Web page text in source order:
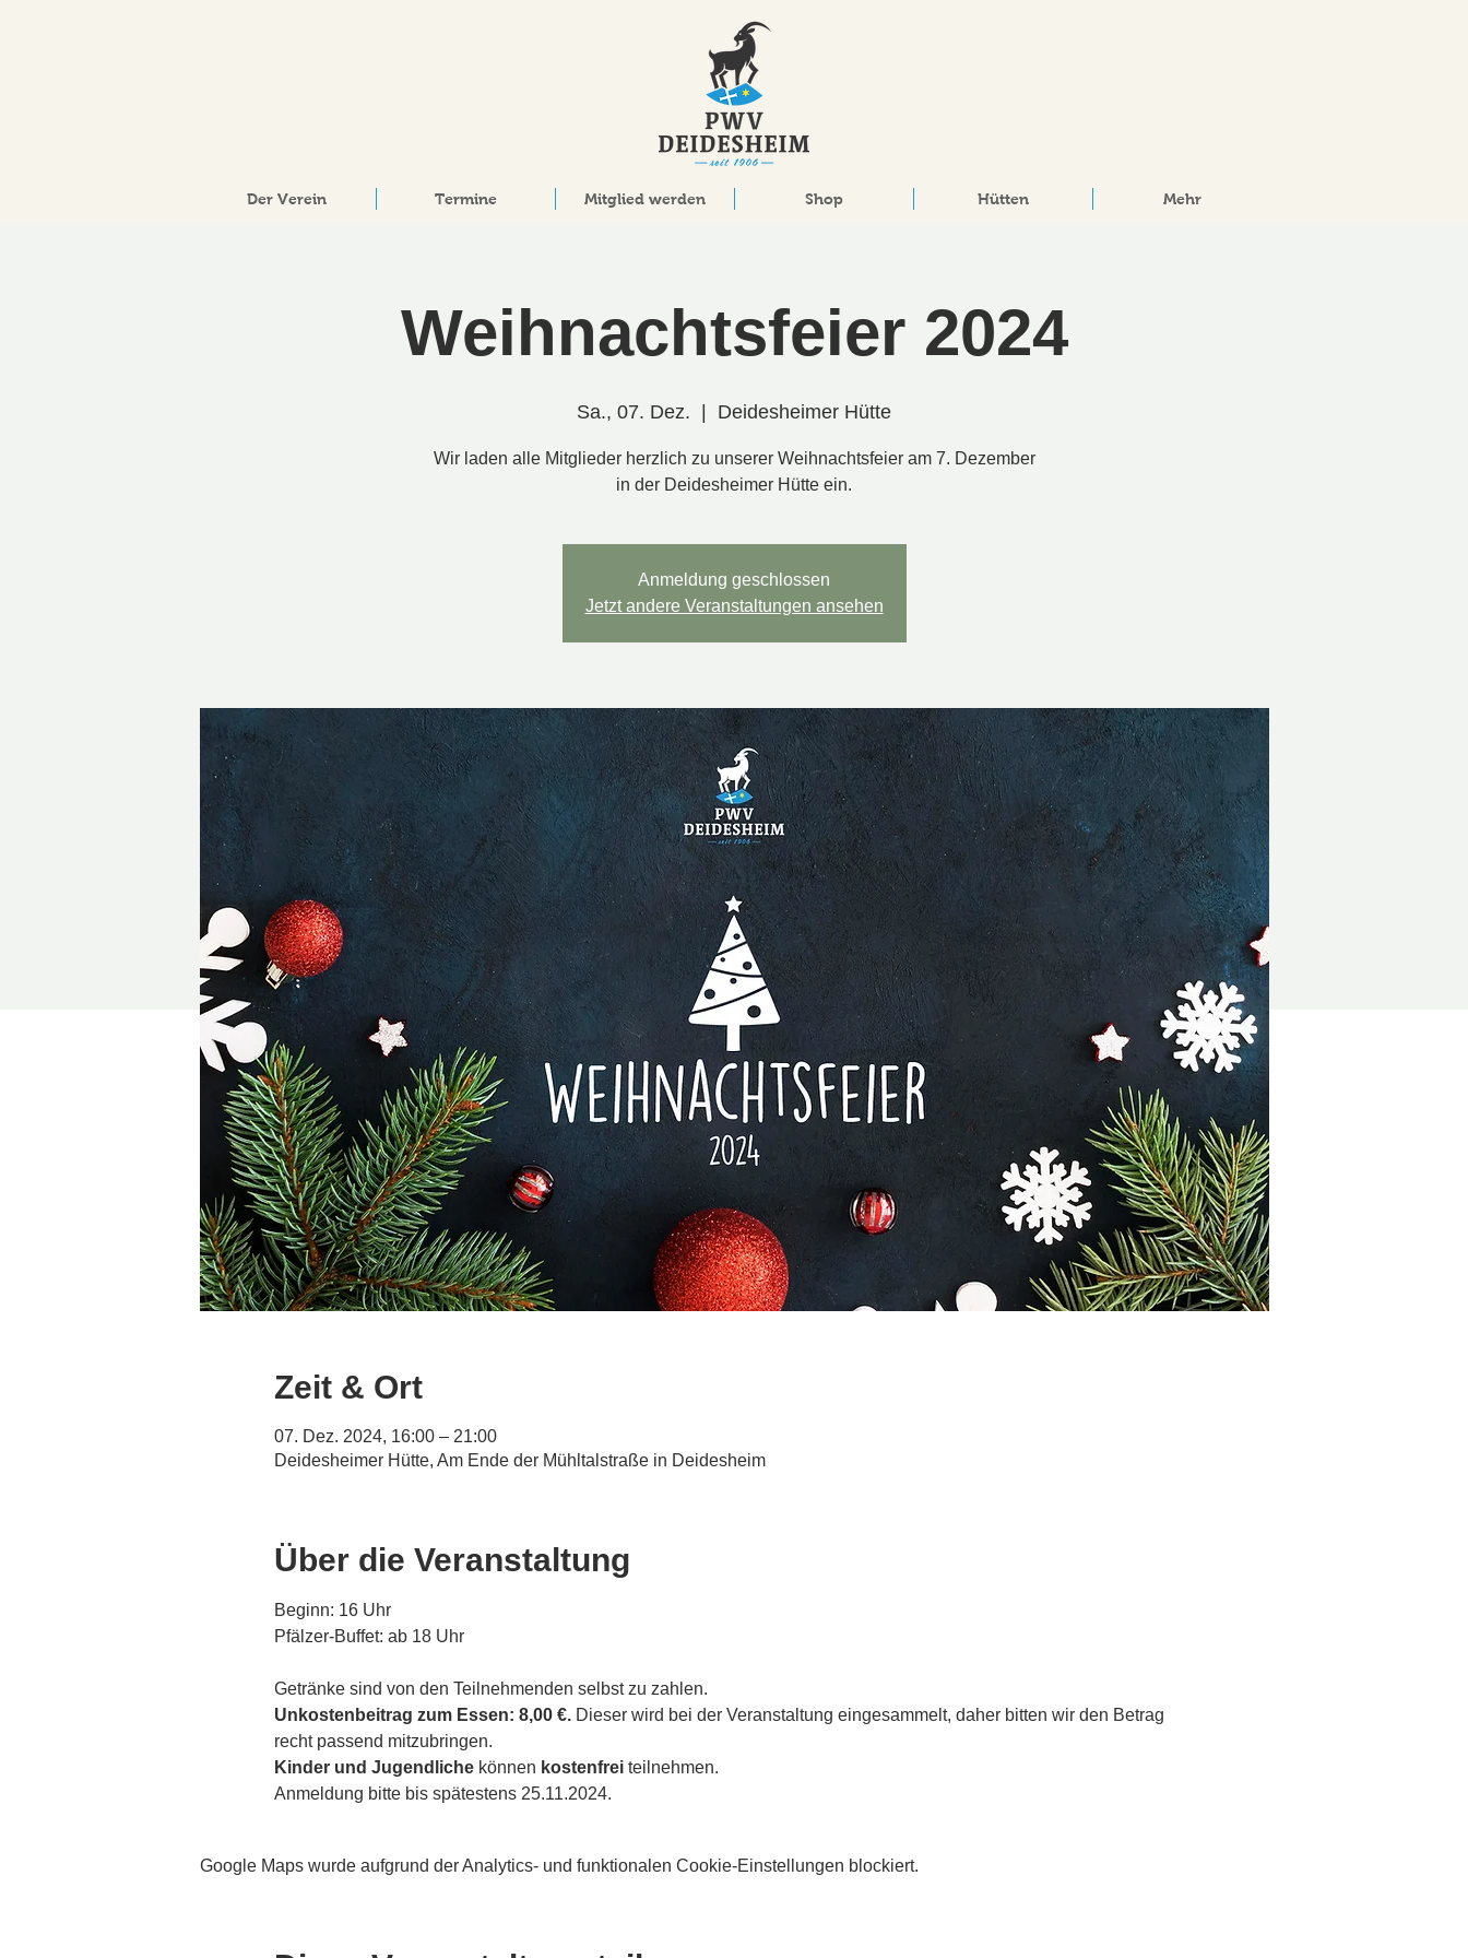
Der Verein Termine Mitglied werden Shop Hütten Mehr
Weihnachtsfeier 2024
Sa., 07. Dez. Deidesheimer Hütte
Wir laden alle Mitglieder herzlich zu unserer Weihnachtsfeier am 7. Dezember
in der Deidesheimer Hütte ein.
Anmeldung geschlossen
Jetzt andere Veranstaltungen ansehen
Zeit & Ort
07. Dez. 2024, 16:00 – 21:00
Deidesheimer Hütte, Am Ende der Mühltalstraße in Deidesheim
Über die Veranstaltung
Beginn: 16 Uhr
Pfälzer-Buffet: ab 18 Uhr
Getränke sind von den Teilnehmenden selbst zu zahlen.
Unkostenbeitrag zum Essen: 8,00 €. Dieser wird bei der Veranstaltung eingesammelt, daher bitten wir den Betrag
recht passend mitzubringen.
Kinder und Jugendliche können kostenfrei teilnehmen.
Anmeldung bitte bis spätestens 25.11.2024.
Google Maps wurde aufgrund der Analytics- und funktionalen Cookie-Einstellungen blockiert.